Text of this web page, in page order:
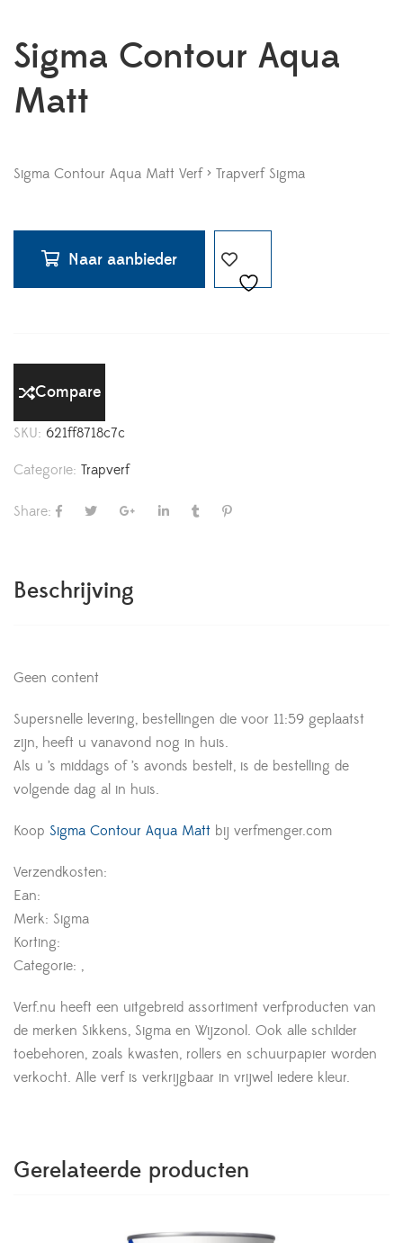
Sigma Contour Aqua
Matt
Sigma Contour Aqua Matt Verf > Trapverf Sigma
Naar aanbieder
Compare
SKU: 621ff8718c7c
Categorie: Trapverf
Share:
Beschrijving
Geen content
Supersnelle levering, bestellingen die voor 11:59 geplaatst
zijn, heeft u vanavond nog in huis.
Als u ’s middags of ’s avonds bestelt, is de bestelling de
volgende dag al in huis.
Koop Sigma Contour Aqua Matt bij verfmenger.com
Verzendkosten:
Ean:
Merk: Sigma
Korting:
Categorie: ,
Verf.nu heeft een uitgebreid assortiment verfproducten van
de merken Sikkens, Sigma en Wijzonol. Ook alle schilder
toebehoren, zoals kwasten, rollers en schuurpapier worden
verkocht. Alle verf is verkrijgbaar in vrijwel iedere kleur.
Gerelateerde producten